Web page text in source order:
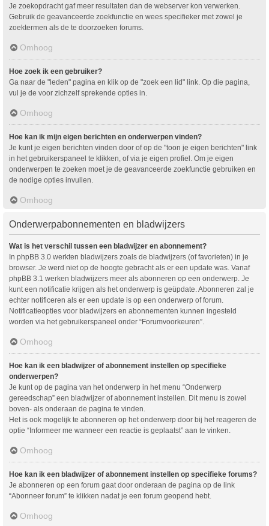
Je zoekopdracht gaf meer resultaten dan de webserver kon verwerken.
Gebruik de geavanceerde zoekfunctie en wees specifieker met zowel je
zoektermen als de te doorzoeken forums.
Omhoog
Hoe zoek ik een gebruiker?
Ga naar de "leden" pagina en klik op de "zoek een lid" link. Op die pagina,
vul je de voor zichzelf sprekende opties in.
Omhoog
Hoe kan ik mijn eigen berichten en onderwerpen vinden?
Je kunt je eigen berichten vinden door of op de "toon je eigen berichten" link
in het gebruikerspaneel te klikken, of via je eigen profiel. Om je eigen
onderwerpen te zoeken moet je de geavanceerde zoekfunctie gebruiken en
de nodige opties invullen.
Omhoog
Onderwerpabonnementen en bladwijzers
Wat is het verschil tussen een bladwijzer en abonnement?
In phpBB 3.0 werkten bladwijzers zoals de bladwijzers (of favorieten) in je
browser. Je werd niet op de hoogte gebracht als er een update was. Vanaf
phpBB 3.1 werken bladwijzers meer als abonneren op een onderwerp. Je
kunt een notificatie krijgen als het onderwerp is geüpdate. Abonneren zal je
echter notificeren als er een update is op een onderwerp of forum.
Notificatieopties voor bladwijzers en abonnementen kunnen ingesteld
worden via het gebruikerspaneel onder “Forumvoorkeuren”.
Omhoog
Hoe kan ik een bladwijzer of abonnement instellen op specifieke
onderwerpen?
Je kunt op de pagina van het onderwerp in het menu “Onderwerp
gereedschap” een bladwijzer of abonnement instellen. Dit menu is zowel
boven- als onderaan de pagina te vinden.
Het is ook mogelijk te abonneren op het onderwerp door bij het reageren de
optie “Informeer me wanneer een reactie is geplaatst” aan te vinken.
Omhoog
Hoe kan ik een bladwijzer of abonnement instellen op specifieke forums?
Je abonneren op een forum gaat door onderaan de pagina op de link
“Abonneer forum” te klikken nadat je een forum geopend hebt.
Omhoog